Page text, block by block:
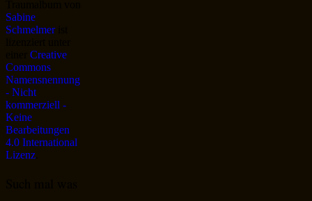
Sabine
Schmelmerist
Creative
Commons
Namensnennung
- Nicht
kommerziell -
Keine
Bearbeitungen
4.0 International
Lizenz